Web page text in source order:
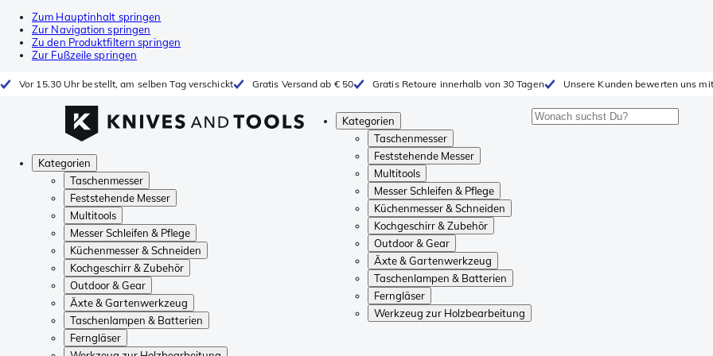
Zum Hauptinhalt springen
Zur Navigation springen
Zu den Produktfiltern springen
Zur Fußzeile springen
Vor 15.30 Uhr bestellt, am selben Tag verschickt Gratis Versand ab € 50 Gratis Retoure innerhalb von 30 Tagen Unsere Kunden bewerten uns
Kategorien
Taschenmesser
Feststehende Messer
Multitools
Messer Schleifen & Pflege
Küchenmesser & Schneiden
Kochgeschirr & Zubehör
Outdoor & Gear
Äxte & Gartenwerkzeug
Taschenlampen & Batterien
Ferngläser
Werkzeug zur Holzbearbeitung
Kategorien
Taschenmesser
Feststehende Messer
Multitools
Messer Schleifen & Pflege
Küchenmesser & Schneiden
Kochgeschirr & Zubehör
Outdoor & Gear
Äxte & Gartenwerkzeug
Taschenlampen & Batterien
Ferngläser